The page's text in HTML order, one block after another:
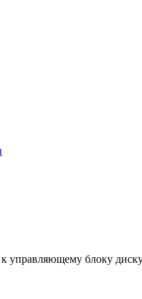
управляющему блоку